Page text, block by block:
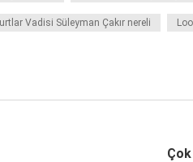
Vadisi Süleyman Çakır nereli